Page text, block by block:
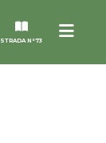
Menu
STRADA N°73